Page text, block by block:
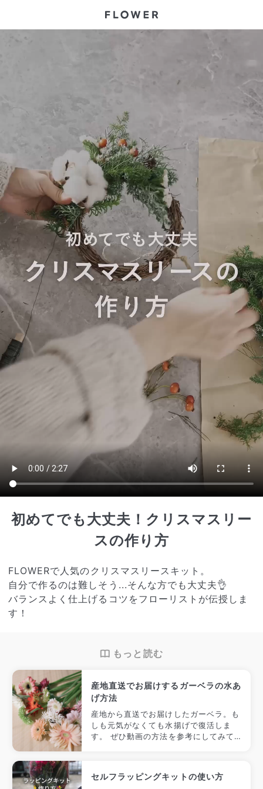
初めてでも大丈夫！クリスマスリー
スの作り方
FLOWERで人気のクリスマスリースキット。
自分で作るのは難しそう...そんな方でも大丈夫👌
バランスよく仕上げるコツをフローリストが伝授しま
す！
もっと読む
産地直送でお届けするガーベラの水あ
げ方法
産地から直送でお届けしたガーベラ。も
しも元気がなくても水揚げで復活しま
す。 ぜひ動画の方法を参考にしてみて
セルフラッピングキットの使い方